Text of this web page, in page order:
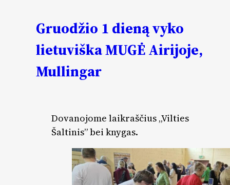
Gruodžio 1 dieną vyko
lietuviška MUGĖ Airijoje,
Mullingar
Dovanojome laikraščius „Vilties
Šaltinis” bei knygas.